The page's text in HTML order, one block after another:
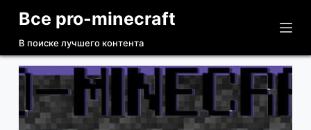
П
р
е
Все pro-minecraft
В поиске лучшего контента